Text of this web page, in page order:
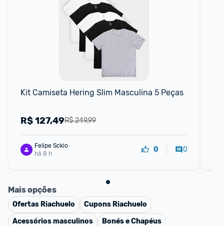
Kit Camiseta Hering Slim Masculina 5 Peças
R$ 249,99
R$127,49
Felipe Sckio
há 8 h
0 0
Mais opções
Ofertas Riachuelo Cupons Riachuelo
Acessórios masculinos
Bonés e Chapéus